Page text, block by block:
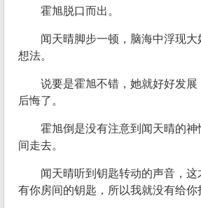
霍旭脱口而出。
闻天晴脚步一顿，脑海中浮现
想法。
说要是霍旭不错，她就好好发
后悔了。
霍旭倒是没有注意到闻天晴的
间走去。
闻天晴听到钥匙转动的声音，这
有你房间的钥匙，所以我就没有给你